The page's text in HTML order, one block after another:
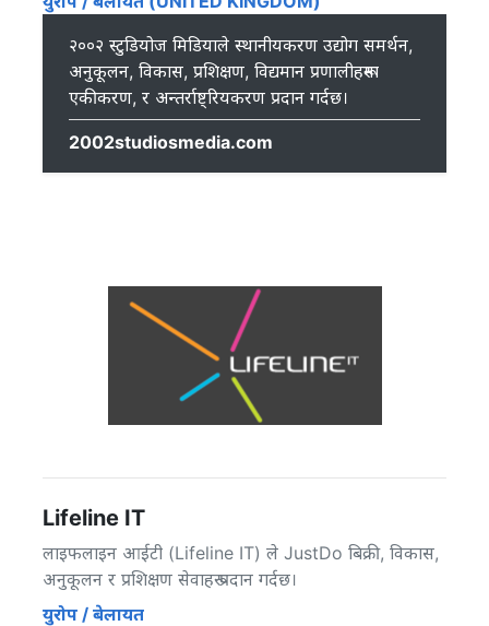
२००२ स्टुडियोज मिडियाले स्थानीयकरण उद्योग समर्थन,
अनुकूलन, विकास, प्रशिक्षण, विद्यमान प्रणालीहरूमा
एकीकरण, र अन्तर्राष्ट्रियकरण प्रदान गर्दछ।
2002studiosmedia.com
Lifeline IT
लाइफलाइन आईटी (Lifeline IT) ले JustDo बिक्री, विकास,
अनुकूलन र प्रशिक्षण सेवाहरू प्रदान गर्दछ।
युरोप / बेलायत